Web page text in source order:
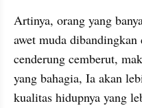
Artinya, orang yang
awet muda dibandingkan
cenderung cemberut,
yang bahagia, Ia akan
kualitas hidupnya yang